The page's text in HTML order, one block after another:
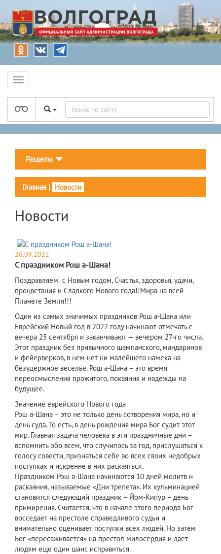
Разделы
Главная | Новости
Новости
26.09.2022
С праздником Рош а-Шана!
Поздравляем с Новым годом, Счастья, здоровья, удачи,
процветания и Сладкого Нового года!!Мира на всей
Планете Земля!!!
Один из самых значимых праздников Рош а-Шана или
Еврейский Новый год в 2022 году начинают отмечать с
вечера 25 сентября и заканчивают — вечером 27-го числа.
Этот праздник без привычного шампанского, мандаринов
и фейерверков, в нем нет ни малейшего намека на
безудержное веселье. Рош а-Шана – это время
переосмысления прожитого, покаяния и надежды на
будущее.
Значение еврейского Нового года
Рош а-Шана – это не только день сотворения мира, но и
день суда. То есть, в день рождения мира Бог судит этот
мир. Главная задача человека в эти праздничные дни –
вспомнить обо всем, что случилось за год, прислушаться к
голосу совести, признаться себе во всех своих недобрых
поступках и искренне в них раскаяться.
Праздником Рош а-Шана начинаются 10 дней молитв и
раскаяния, называемые «Дни трепета». Их кульминацией
становится следующий праздник – Йом-Кипур – день
примирения. Считается, что в начале этого периода Бог
восседает на престоле справедливого судьи и
внимательно оценивает поступки всех людей. Но затем
Бог «пересаживается» на престол милосердия и дает
людям еще один шанс исправиться.